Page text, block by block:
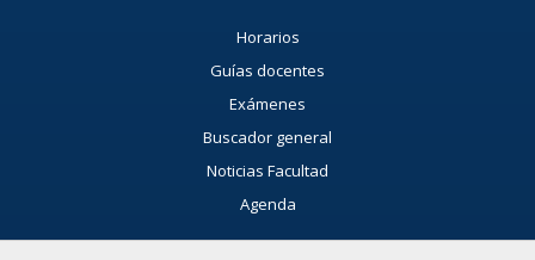
Horarios
Guías docentes
Exámenes
Buscador general
Noticias Facultad
Agenda
Buzón de consultas